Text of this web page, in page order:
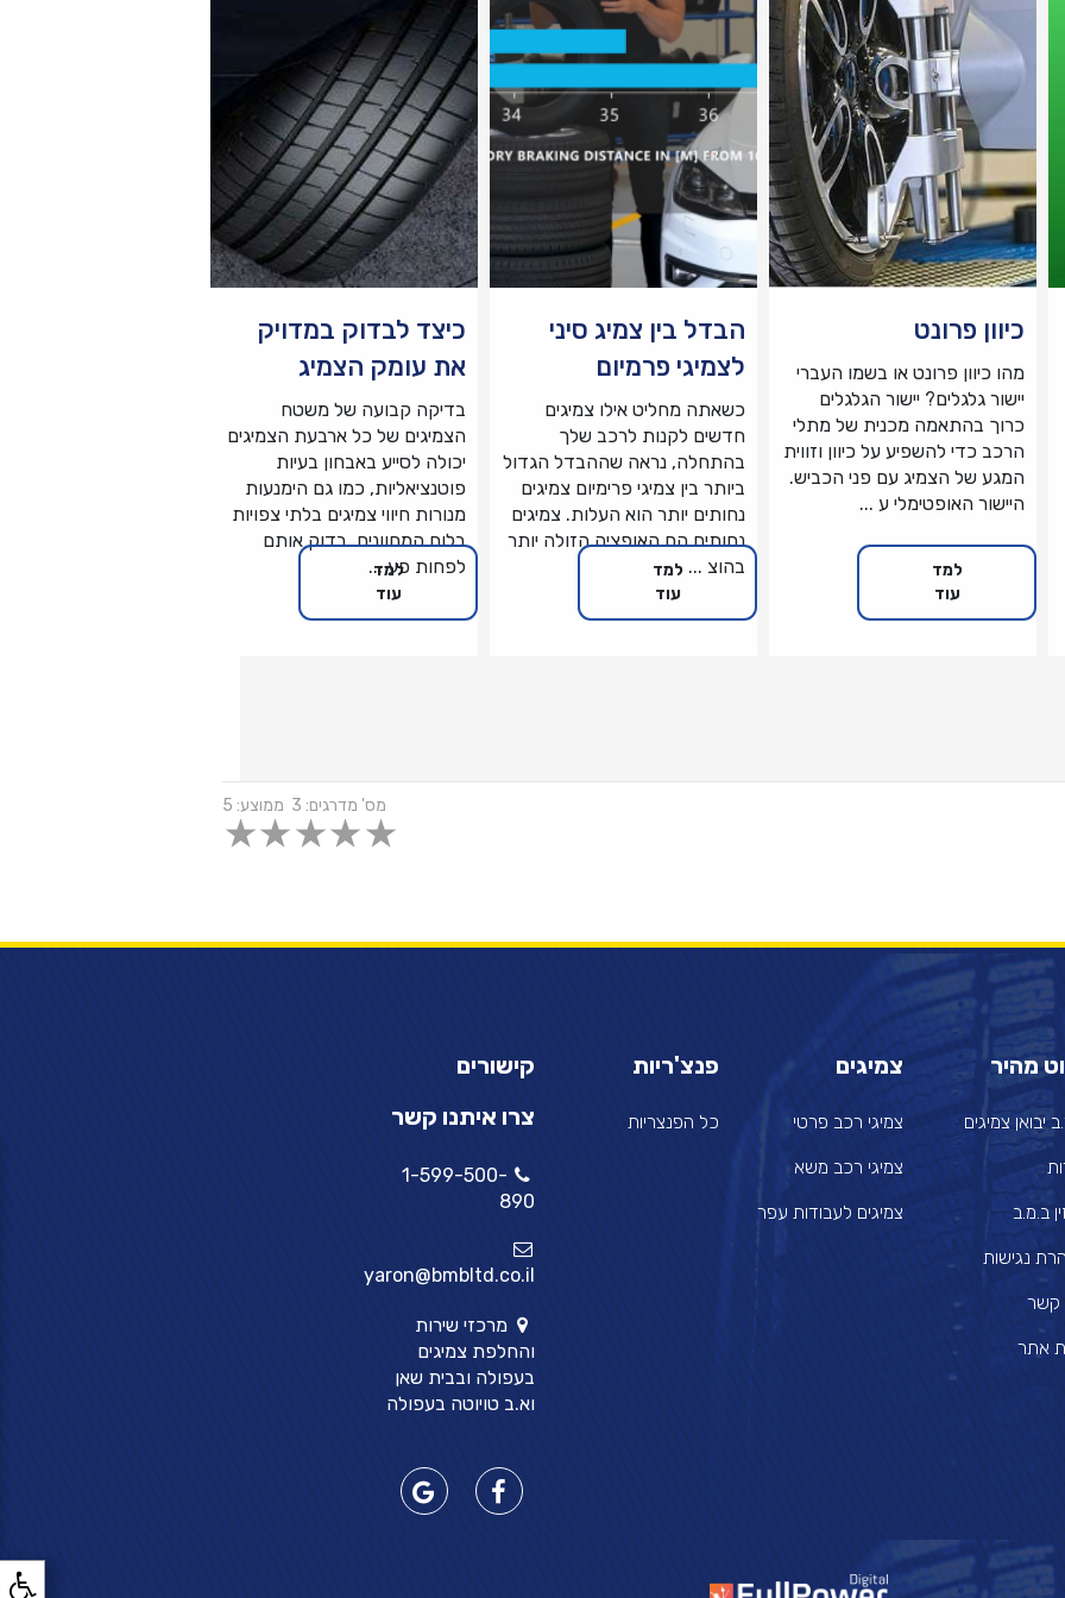
כיוון פרונט
מהו כיוון פרונט או בשמו העברי
יישור גלגלים? יישור הגלגלים
כרוך בהתאמה מכנית של מתלי
הרכב כדי להשפיע על כיוון וזווית
המגע של הצמיג עם פני הכביש.
היישור האופטימלי ע ...
למד
עוד
הבדל בין צמיג סיני
לצמיגי פרמיום
כשאתה מחליט אילו צמיגים
חדשים לקנות לרכב שלך
בהתחלה, נראה שההבדל הגדול
ביותר בין צמיגי פרימיום צמיגים
נחותים יותר הוא העלות. צמיגים
נחותים הם האופציה הזולה יותר
בהוצ ... למד
עוד
כיצד לבדוק במדויק
את עומק הצמיג
בדיקה קבועה של משטח
הצמיגים של כל ארבעת הצמיגים
יכולה לסייע באבחון בעיות
פוטנציאליות, כמו גם הימנעות
מנורות חיווי צמיגים בלתי צפויות
בלוח המחוונים. בדוק אותם
לפחות פע ...
למד
עוד
מס' מדרגים: 3 ממוצע: 5
מהיר
יבואן צמיגים
ב.מ.ב
נגישות
קשר
אתר
צמיגים
צמיגי רכב פרטי
צמיגי רכב משא
צמיגים לעבודות עפר
פנצ'ריות
כל הפנצריות
קישורים
צרו איתנו קשר
1-599-500-
890
yaron@bmbltd.co.il
מרכזי שירות
והחלפת צמיגים
בעפולה ובבית שאן
וא.ב טויוטה בעפולה